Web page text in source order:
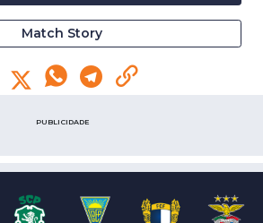
Match Story
PUBLICIDADE